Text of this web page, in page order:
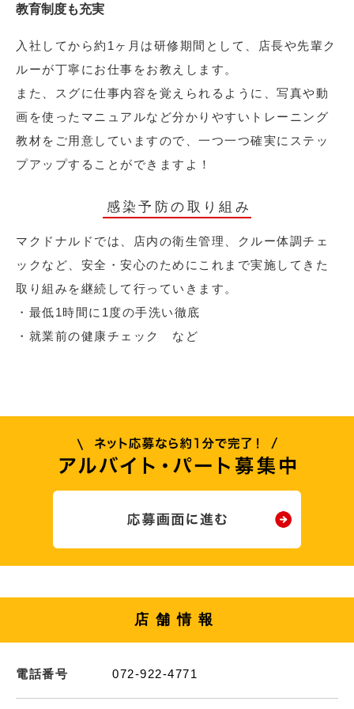
教育制度も充実
入社してから約1ヶ月は研修期間として、店長や先輩ク
ルーが丁寧にお仕事をお教えします。
また、スグに仕事内容を覚えられるように、写真や動
画を使ったマニュアルなど分かりやすいトレーニング
教材をご用意していますので、一つ一つ確実にステッ
プアップすることができますよ！
感染予防の取り組み
マクドナルドでは、店内の衛生管理、クルー体調チェ
ックなど、安全・安心のためにこれまで実施してきた
取り組みを継続して行っていきます。
・最低1時間に1度の手洗い徹底
・就業前の健康チェック など
店舗情報
電話番号 072-922-4771